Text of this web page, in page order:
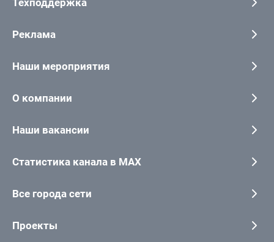
Техподдержка
Реклама
Наши мероприятия
О компании
Наши вакансии
Статистика канала в MAX
Все города сети
Проекты